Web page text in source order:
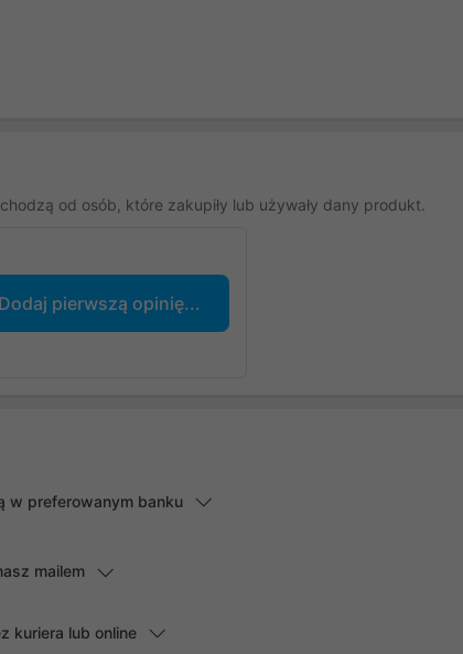
od osób, które zakupiły lub używały dany produkt.
Dodaj pierwszą opinię...
w preferowanym banku
mailem
kuriera lub online